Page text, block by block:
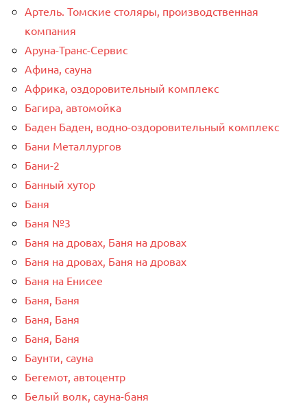
Артель. Томские столяры, производственная
компания
Аруна-Транс-Сервис
Афина, сауна
Африка, оздоровительный комплекс
Багира, автомойка
Баден Баден, водно-оздоровительный комплекс
Бани Металлургов
Бани-2
Банный хутор
Баня
Баня №3
Баня на дровах, Баня на дровах
Баня на дровах, Баня на дровах
Баня на Енисее
Баня, Баня
Баня, Баня
Баня, Баня
Баунти, сауна
Бегемот, автоцентр
Белый волк, сауна-баня